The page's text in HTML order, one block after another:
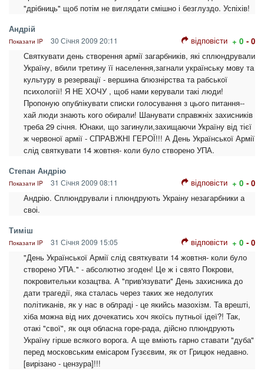
"дрібниць" щоб потім не виглядати смішно і безглуздо. Успіхів!
Андрій
Показати IP 30 Січня 2009 20:11 відповісти + 0 - 0
Святкувати день створення армії загарбників, які сплюндрували
Україну, вбили третину її населення,загнали українську мову та
культуру в резервації - вершина блюзнірства та рабської
психології! Я НЕ ХОЧУ , щоб нами керували такі люди!
Пропоную опублікувати списки голосування з цього питання--
хай люди знають кого обирали! Шанувати справжніх захисників
треба 29 січня. Юнаки, що загинули,захищаючи Україну від тієї
ж червоної армії - СПРАВЖНІ ГЕРОЇ!!! А День Української Армії
слід святкувати 14 жовтня- коли було створено УПА.
Степан Андрію
Показати IP 31 Січня 2009 08:11 відповісти + 0 - 0
Андрію. Сплюндрували і плюндрують Украіну незагарбники а
своі.
Тиміш
Показати IP 31 Січня 2009 15:05 відповісти + 0 - 0
"День Української Армії слід святкувати 14 жовтня- коли було
створено УПА." - абсолютно згоден! Це ж і свято Покрови,
покровительки козацтва. А "прив'язувати" День захисника до
дати трагедії, яка сталась через таких же недолугих
політиканів, як у нас в облраді - це якийсь мазохізм. Та врешті,
хіба можна від них дочекатись хоч якоїсь путньої ідеї?! Так,
отакі "свої", як оця обласна горе-рада, дійсно плюндрують
Україну гірше всякого ворога. А ще вміють гарно ставати "дуба"
перед московським емісаром Гузєєвим, як от Грицюк недавно.
[вирізано - цензура]!!!